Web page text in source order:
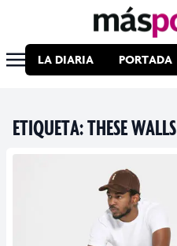
LA DIARIA PORTADA
ETIQUETA:THESE WALLS